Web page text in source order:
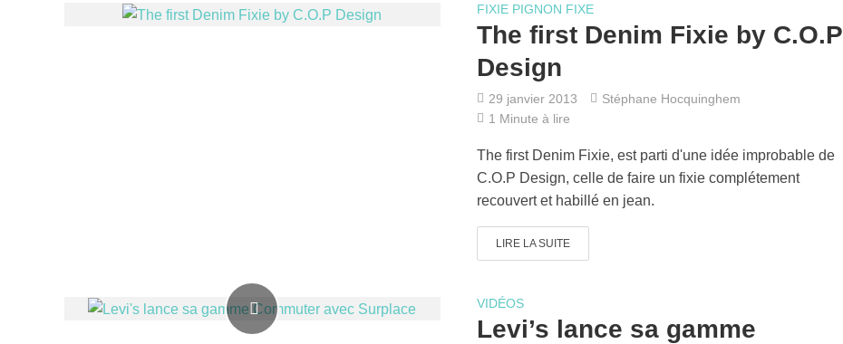
FIXIE PIGNON FIXE
The first Denim Fixie by C.O.P
Design
29 janvier 2013
Stéphane Hocquinghem
1 Minute à lire
The first Denim Fixie, est parti d'une idée improbable de
C.O.P Design, celle de faire un fixie complétement
recouvert et habillé en jean.
LIRE LA SUITE
VIDÉOS
Levi’s lance sa gamme